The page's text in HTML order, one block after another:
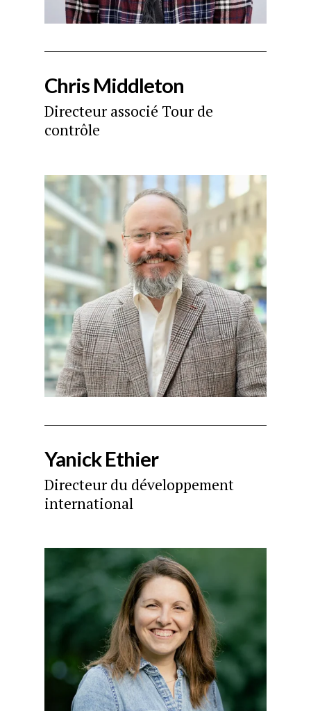
Chris Middleton
Directeur associé Tour de
contrôle
Yanick Ethier
Directeur du développement
international